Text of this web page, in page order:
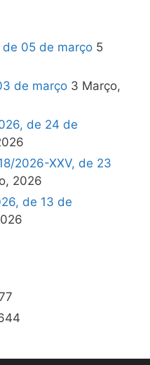
de 05 de março 5
de março 3 Março,
de 24 de
2026-XXV, de 23
2026
de 13 de